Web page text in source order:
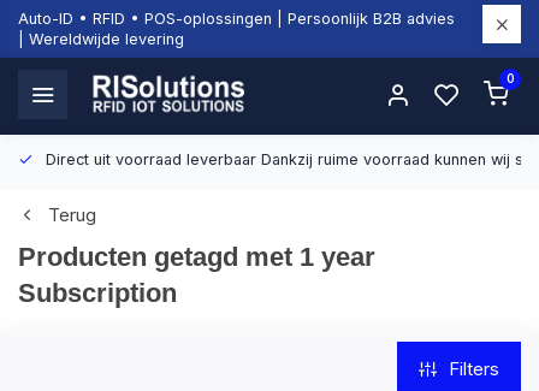
Auto-ID • RFID • POS-oplossingen | Persoonlijk B2B advies
| Wereldwijde levering
0
Direct uit voorraad leverbaar Dankzij ruime voorraad kunnen wij
Terug
Producten getagd met 1 year
Subscription
Filters